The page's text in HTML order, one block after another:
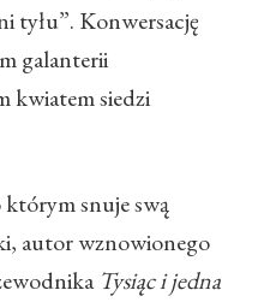
tyłu”. Konwersację
galanterii
kwiatem siedzi
którym snuje swą
autor wznowionego
Tysiąc i jedna